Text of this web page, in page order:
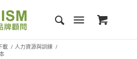
載 / 人力資源與訓練 /